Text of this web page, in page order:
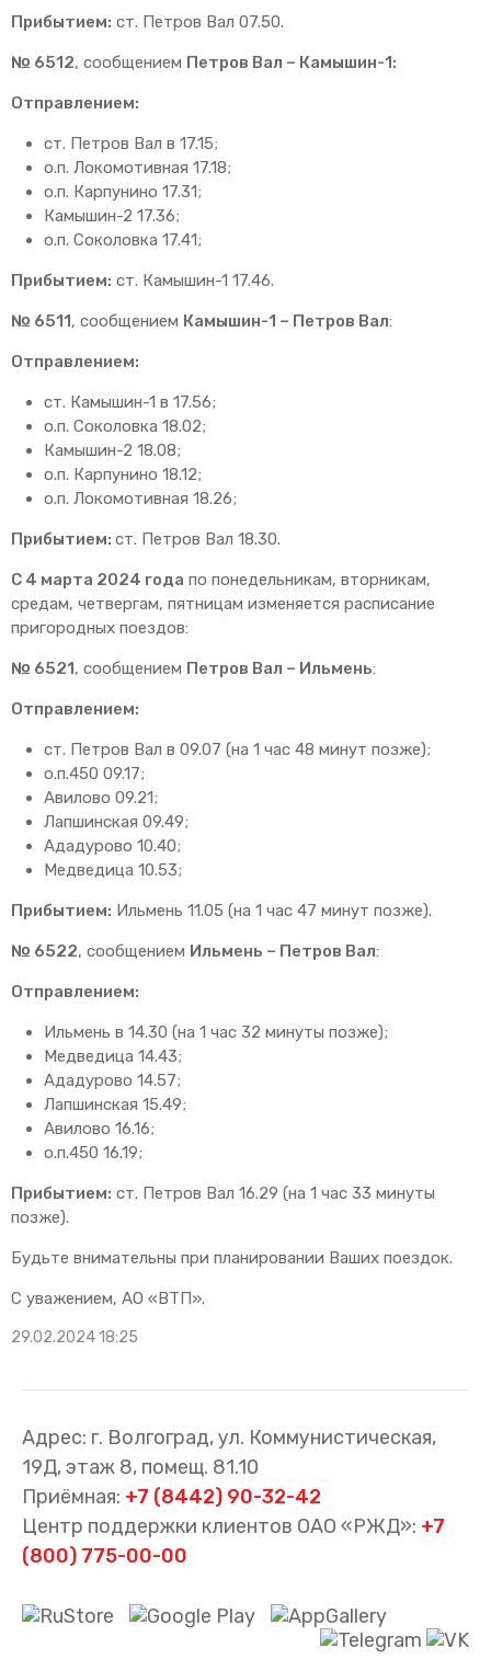
Прибытием: ст. Петров Вал 07.50.
№ 6512, сообщением Петров Вал – Камышин-1:
Отправлением:
ст. Петров Вал в 17.15;
о.п. Локомотивная 17.18;
о.п. Карпунино 17.31;
Камышин-2 17.36;
о.п. Соколовка 17.41;
Прибытием: ст. Камышин-1 17.46.
№ 6511, сообщением Камышин-1 – Петров Вал:
Отправлением:
ст. Камышин-1 в 17.56;
о.п. Соколовка 18.02;
Камышин-2 18.08;
о.п. Карпунино 18.12;
о.п. Локомотивная 18.26;
Прибытием: ст. Петров Вал 18.30.
С 4 марта 2024 года по понедельникам, вторникам,
средам, четвергам, пятницам изменяется расписание
пригородных поездов:
№ 6521, сообщением Петров Вал – Ильмень:
Отправлением:
ст. Петров Вал в 09.07 (на 1 час 48 минут позже);
о.п.450 09.17;
Авилово 09.21;
Лапшинская 09.49;
Ададурово 10.40;
Медведица 10.53;
Прибытием: Ильмень 11.05 (на 1 час 47 минут позже).
№ 6522, сообщением Ильмень – Петров Вал:
Отправлением:
Ильмень в 14.30 (на 1 час 32 минуты позже);
Медведица 14.43;
Ададурово 14.57;
Лапшинская 15.49;
Авилово 16.16;
о.п.450 16.19;
Прибытием: ст. Петров Вал 16.29 (на 1 час 33 минуты
позже).
Будьте внимательны при планировании Ваших поездок.
С уважением, АО «ВТП».
29.02.2024 18:25
Адрес: г. Волгоград, ул. Коммунистическая,
19Д, этаж 8, помещ. 81.10
Приёмная: +7 (8442) 90-32-42
Центр поддержки клиентов ОАО «РЖД»: +7
(800) 775-00-00